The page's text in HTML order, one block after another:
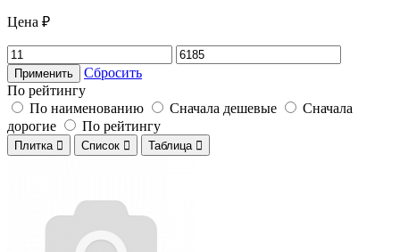
Цена ₽
Применить
Сбросить
По рейтингу
По наименованию
Сначала дешевые
Сначала
дорогие
По рейтингу
Плитка  Список  Таблица 